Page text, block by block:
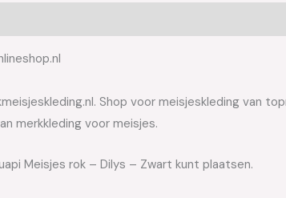
Shop voor meisjeskleding van
merkkleding voor meisjes.
Meisjes rok – Dilys – Zwart kunt plaatsen.